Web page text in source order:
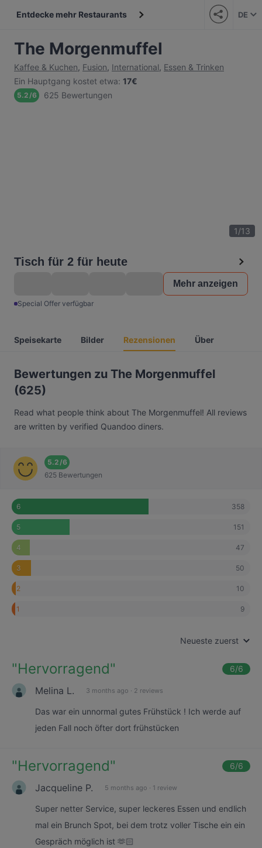
Entdecke mehr Restaurants DE
The Morgenmuffel
Kaffee & Kuchen, Fusion, International, Essen & Trinken
Ein Hauptgang kostet etwa: 17€
5.2/6 625 Bewertungen
1/13
Tisch für 2 für heute
Mehr anzeigen
Special Offer verfügbar
Speisekarte Bilder Rezensionen Über
Bewertungen zu The Morgenmuffel
(625)
Read what people think about The Morgenmuffel! All reviews
are written by verified Quandoo diners.
5.2/6
625 Bewertungen
6 358
5 151
4 47
3 50
2 10
1 9
Neueste zuerst
"Hervorragend" 6/6
Melina L. 3 months ago · 2 reviews
Das war ein unnormal gutes Frühstück ! Ich werde auf
jeden Fall noch öfter dort frühstücken
"Hervorragend" 6/6
Jacqueline P. 5 months ago · 1 review
Super netter Service, super leckeres Essen und endlich
mal ein Brunch Spot, bei dem trotz voller Tische ein ein
Gespräch möglich ist 🫶🏻